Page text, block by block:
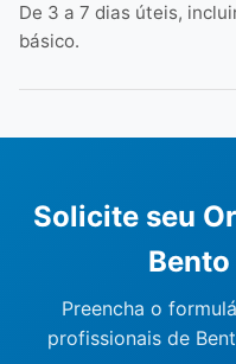
De 3 a 7 dias úteis,
básico.
Solicite seu
Preencha o
profissionais de